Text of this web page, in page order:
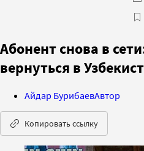
Абонент снова в
вернуться в
Айдар БурибаевАвтор
Копировать ссылку